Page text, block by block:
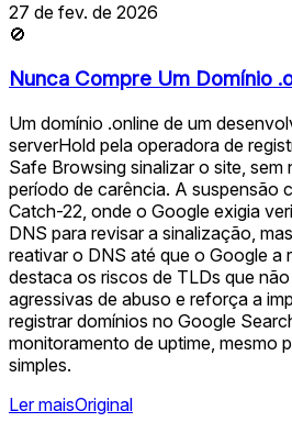
27 de fev. de 2026
🚫
Nunca Compre Um Domínio
Um domínio .online de um
serverHold pela operadora de
Safe Browsing sinalizar o site,
período de carência. A suspensão
Catch-22, onde o Google exigia
DNS para revisar a sinalização,
reativar o DNS até que o Google a
destaca os riscos de TLDs que
agressivas de abuso e reforça a
registrar domínios no Google
monitoramento de uptime, mesmo
simples. ️
Ler maisOriginal